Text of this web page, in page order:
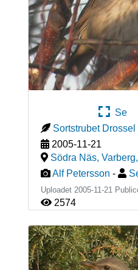
Se
Sortstrubet Drossel
2005-11-21
Södra Näs,
Alf Petersson -
Uploadet 2005-11-21
2574